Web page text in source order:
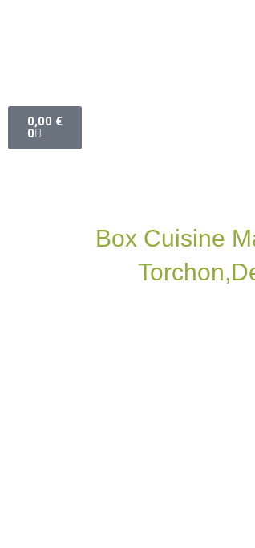
0,00 €
0
Panier
Box Cuisine